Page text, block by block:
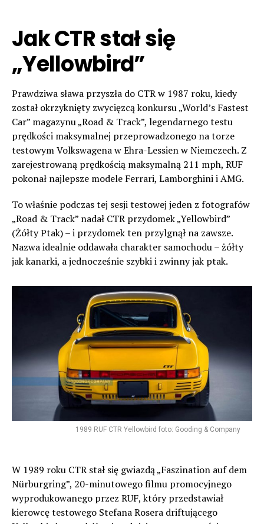
Jak CTR stał się
„Yellowbird”
Prawdziwa sława przyszła do CTR w 1987 roku, kiedy
został okrzyknięty zwycięzcą konkursu „World’s Fastest
Car” magazynu „Road & Track”, legendarnego testu
prędkości maksymalnej przeprowadzonego na torze
testowym Volkswagena w Ehra-Lessien w Niemczech. Z
zarejestrowaną prędkością maksymalną 211 mph, RUF
pokonał najlepsze modele Ferrari, Lamborghini i AMG.
To właśnie podczas tej sesji testowej jeden z fotografów
„Road & Track” nadał CTR przydomek „Yellowbird”
(Żółty Ptak) – i przydomek ten przylgnął na zawsze.
Nazwa idealnie oddawała charakter samochodu – żółty
jak kanarki, a jednocześnie szybki i zwinny jak ptak.
1989 RUF CTR Yellowbird foto: Gooding & Company
W 1989 roku CTR stał się gwiazdą „Faszination auf dem
Nürburgring”, 20-minutowego filmu promocyjnego
wyprodukowanego przez RUF, który przedstawiał
kierowcę testowego Stefana Rosera driftującego